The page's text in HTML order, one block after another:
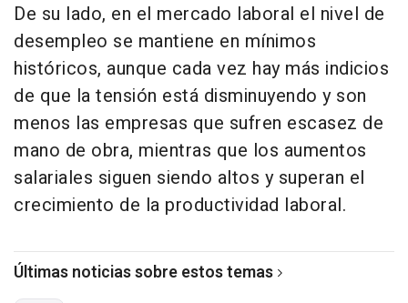
De su lado, en el mercado laboral el nivel de
desempleo se mantiene en mínimos
históricos, aunque cada vez hay más indicios
de que la tensión está disminuyendo y son
menos las empresas que sufren escasez de
mano de obra, mientras que los aumentos
salariales siguen siendo altos y superan el
crecimiento de la productividad laboral.
Últimas noticias sobre estos temas